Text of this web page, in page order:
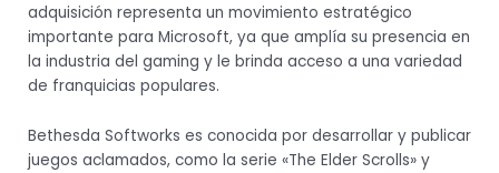
adquisición representa un movimiento estratégico
importante para Microsoft, ya que amplía su presencia en
la industria del gaming y le brinda acceso a una variedad
de franquicias populares.
Bethesda Softworks es conocida por desarrollar y publicar
juegos aclamados, como la serie «The Elder Scrolls» y